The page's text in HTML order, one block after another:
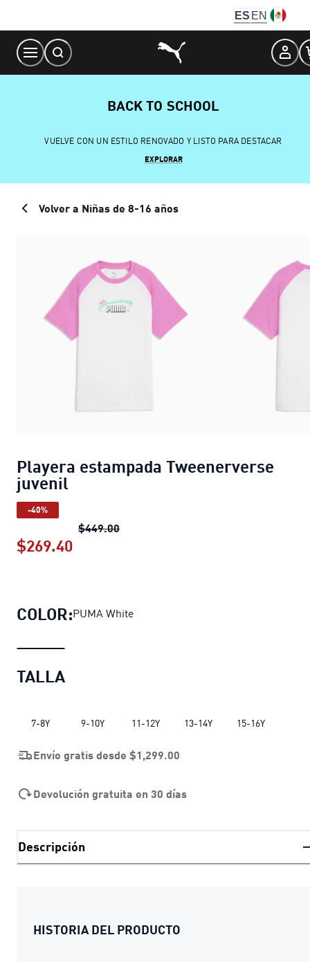
Content
ES EN
BACK TO SCHOOL
VUELVE CON UN ESTILO RENOVADO Y LISTO PARA DESTACAR
EXPLORAR
Volver a Niñas de 8-16 años
Playera estampada Tweenerverse
juvenil
-40%
$449.00Playera estampada Tweenerverse
$269.40
COLOR:PUMA White
TALLA
7-8Y 9-10Y 11-12Y 13-14Y 15-16Y
Envío gratis desde $1,299.00
Devolución gratuita en 30 días
Descripción
HISTORIA DEL PRODUCTO